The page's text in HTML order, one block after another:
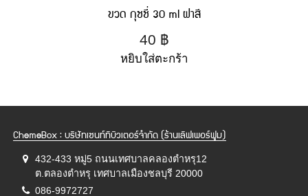
ขวด กุชชี่ 30 ml ฝาสี
40 ฿
หยิบใส่ตะกร้า
ChemeBox : บริษัทเซนท์ทิบิวเตอร์จำกัด (ร้านเลิฟเพอร์ฟูม)
432-433 หมู่5 ถนนเทศบาลคลองตำหรุ12
ต.ตลองตำหรุ เทศบาลเมืองชลบุรี 20000
086-9972727